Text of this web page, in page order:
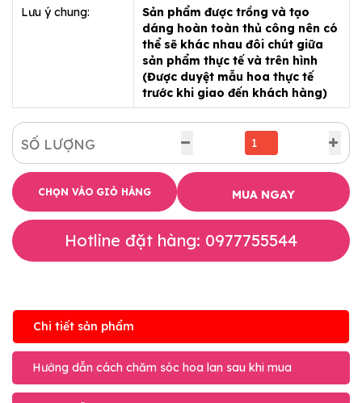
Lưu ý chung:
Sản phẩm được trồng và tạo
dáng hoàn toàn thủ công nên có
thể sẽ khác nhau đôi chút giữa
sản phẩm thực tế và trên hình
(Được duyệt mẫu hoa thực tế
trước khi giao đến khách hàng)
SỐ LƯỢNG
CHỌN VÀO GIỎ HÀNG MUA NGAY
Hotline đặt hàng: 0977755544
Chi tiết sản phẩm
Hướng dẫn cách chăm sóc hoa lan sau khi mua